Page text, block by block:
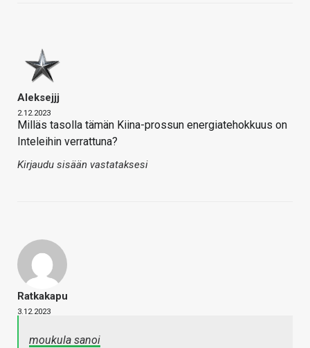
Aleksejjj
2.12.2023
Milläs tasolla tämän Kiina-prossun energiatehokkuus on
Inteleihin verrattuna?
Kirjaudu sisään vastataksesi
Ratkakapu
3.12.2023
moukula sanoi